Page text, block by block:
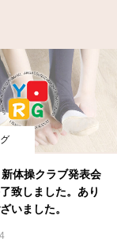
体操クラブ発表会
致しました。あり
いました。